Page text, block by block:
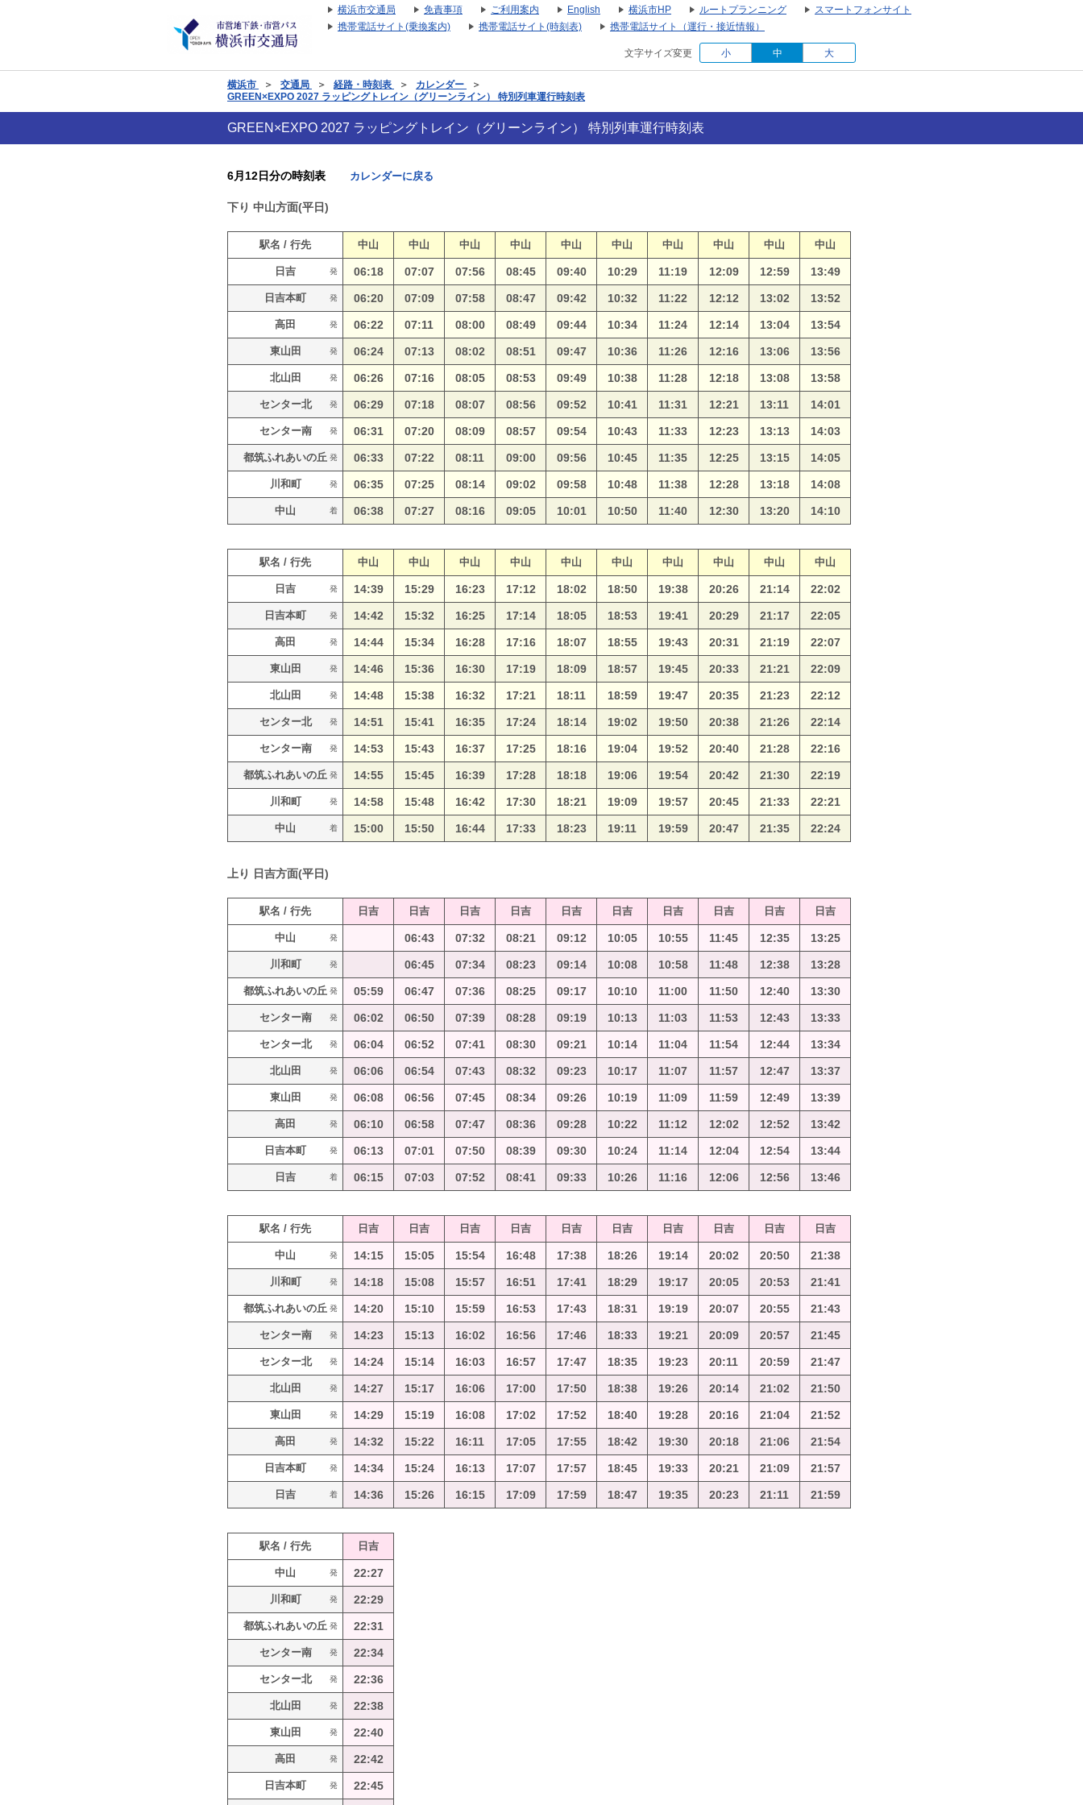
横浜市交通局 免責事項 ご利用案内 English 横浜市HP ルートプランニング
スマートフォンサイト
携帯電話サイト(乗換案内)
携帯電話サイト(時刻表) 携帯電話サイト（運行・接近情報）
横浜市 ＞ 交通局 ＞ 経路・時刻表 ＞ カレンダー
＞
GREEN×EXPO 2027 ラッピングトレイン（グリーンライン） 特別列車運行時刻表
文字サイズ変更 小 中 大
GREEN×EXPO 2027 ラッピングトレイン（グリーンライン） 特別列車運行時刻表
6月12日分の時刻表 カレンダーに戻る
下り 中山方面(平日)
駅名 / 行先 中山 中山 中山 中山 中山 中山 中山 中山 中山 中山
日吉 発 06:18 07:07 07:56 08:45 09:40 10:29 11:19 12:09 12:59 13:49
日吉本町 発 06:20 07:09 07:58 08:47 09:42 10:32 11:22 12:12 13:02 13:52
高田 発 06:22 07:11 08:00 08:49 09:44 10:34 11:24 12:14 13:04 13:54
東山田 発 06:24 07:13 08:02 08:51 09:47 10:36 11:26 12:16 13:06 13:56
北山田 発 06:26 07:16 08:05 08:53 09:49 10:38 11:28 12:18 13:08 13:58
センター北 発 06:29 07:18 08:07 08:56 09:52 10:41 11:31 12:21 13:11 14:01
センター南 発 06:31 07:20 08:09 08:57 09:54 10:43 11:33 12:23 13:13 14:03
都筑ふれあいの丘 発 06:33 07:22 08:11 09:00 09:56 10:45 11:35 12:25 13:15 14:05
川和町 発 06:35 07:25 08:14 09:02 09:58 10:48 11:38 12:28 13:18 14:08
中山 着 06:38 07:27 08:16 09:05 10:01 10:50 11:40 12:30 13:20 14:10
駅名 / 行先 中山 中山 中山 中山 中山 中山 中山 中山 中山 中山
日吉 発 14:39 15:29 16:23 17:12 18:02 18:50 19:38 20:26 21:14 22:02
日吉本町 発 14:42 15:32 16:25 17:14 18:05 18:53 19:41 20:29 21:17 22:05
高田 発 14:44 15:34 16:28 17:16 18:07 18:55 19:43 20:31 21:19 22:07
東山田 発 14:46 15:36 16:30 17:19 18:09 18:57 19:45 20:33 21:21 22:09
北山田 発 14:48 15:38 16:32 17:21 18:11 18:59 19:47 20:35 21:23 22:12
センター北 発 14:51 15:41 16:35 17:24 18:14 19:02 19:50 20:38 21:26 22:14
センター南 発 14:53 15:43 16:37 17:25 18:16 19:04 19:52 20:40 21:28 22:16
都筑ふれあいの丘 発 14:55 15:45 16:39 17:28 18:18 19:06 19:54 20:42 21:30 22:19
川和町 発 14:58 15:48 16:42 17:30 18:21 19:09 19:57 20:45 21:33 22:21
中山 着 15:00 15:50 16:44 17:33 18:23 19:11 19:59 20:47 21:35 22:24
上り 日吉方面(平日)
駅名 / 行先 日吉 日吉 日吉 日吉 日吉 日吉 日吉 日吉 日吉 日吉
中山 発 06:43 07:32 08:21 09:12 10:05 10:55 11:45 12:35 13:25
川和町 発 06:45 07:34 08:23 09:14 10:08 10:58 11:48 12:38 13:28
都筑ふれあいの丘 発 05:59 06:47 07:36 08:25 09:17 10:10 11:00 11:50 12:40 13:30
センター南 発 06:02 06:50 07:39 08:28 09:19 10:13 11:03 11:53 12:43 13:33
センター北 発 06:04 06:52 07:41 08:30 09:21 10:14 11:04 11:54 12:44 13:34
北山田 発 06:06 06:54 07:43 08:32 09:23 10:17 11:07 11:57 12:47 13:37
東山田 発 06:08 06:56 07:45 08:34 09:26 10:19 11:09 11:59 12:49 13:39
高田 発 06:10 06:58 07:47 08:36 09:28 10:22 11:12 12:02 12:52 13:42
日吉本町 発 06:13 07:01 07:50 08:39 09:30 10:24 11:14 12:04 12:54 13:44
日吉 着 06:15 07:03 07:52 08:41 09:33 10:26 11:16 12:06 12:56 13:46
駅名 / 行先 日吉 日吉 日吉 日吉 日吉 日吉 日吉 日吉 日吉 日吉
中山 発 14:15 15:05 15:54 16:48 17:38 18:26 19:14 20:02 20:50 21:38
川和町 発 14:18 15:08 15:57 16:51 17:41 18:29 19:17 20:05 20:53 21:41
都筑ふれあいの丘 発 14:20 15:10 15:59 16:53 17:43 18:31 19:19 20:07 20:55 21:43
センター南 発 14:23 15:13 16:02 16:56 17:46 18:33 19:21 20:09 20:57 21:45
センター北 発 14:24 15:14 16:03 16:57 17:47 18:35 19:23 20:11 20:59 21:47
北山田 発 14:27 15:17 16:06 17:00 17:50 18:38 19:26 20:14 21:02 21:50
東山田 発 14:29 15:19 16:08 17:02 17:52 18:40 19:28 20:16 21:04 21:52
高田 発 14:32 15:22 16:11 17:05 17:55 18:42 19:30 20:18 21:06 21:54
日吉本町 発 14:34 15:24 16:13 17:07 17:57 18:45 19:33 20:21 21:09 21:57
日吉 着 14:36 15:26 16:15 17:09 17:59 18:47 19:35 20:23 21:11 21:59
駅名 / 行先 日吉
中山 発 22:27
川和町 発 22:29
都筑ふれあいの丘 発 22:31
センター南 発 22:34
センター北 発 22:36
北山田 発 22:38
東山田 発 22:40
高田 発 22:42
日吉本町 発 22:45